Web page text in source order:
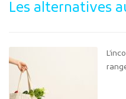
Les alternatives